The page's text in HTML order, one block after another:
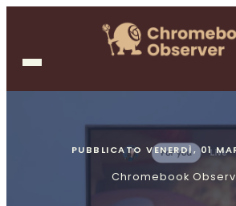
PUBBLICATOVENERDÌ, 01
Chromebook